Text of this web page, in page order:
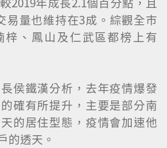
易量也維持在3成。綜觀全市
梓、鳳山及仁武區都榜上有
侯鐵漢分析，去年疫情爆發
確有所提升，主要是部分南
的居住型態，疫情會加速他
的透天。